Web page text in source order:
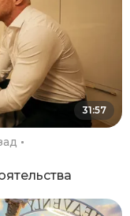
31:57